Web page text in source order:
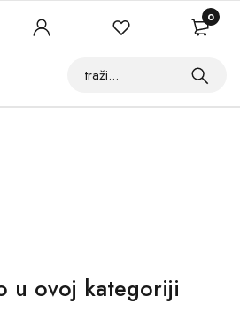
u ovoj kategoriji
0